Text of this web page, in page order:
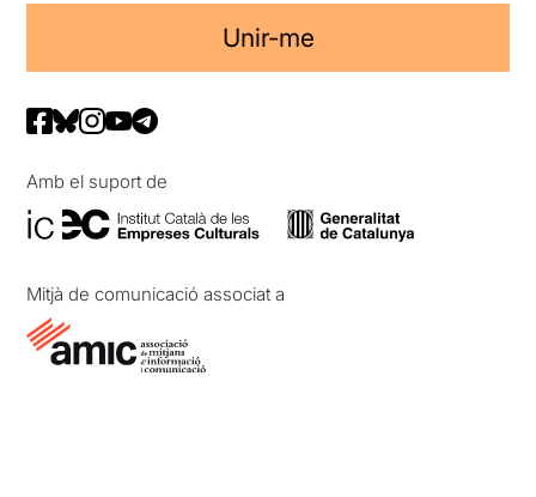
Unir-me
Amb el suport de
Mitjà de comunicació associat a